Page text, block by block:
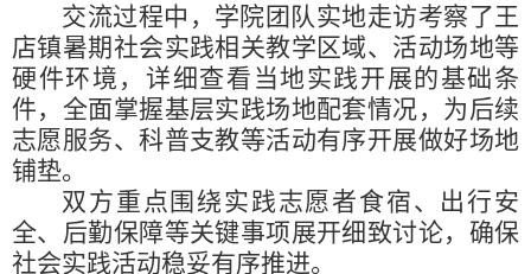
交流过程中，学院团队实地走访考察了王
店镇暑期社会实践相关教学区域、活动场地等
硬件环境，详细查看当地实践开展的基础条
件，全面掌握基层实践场地配套情况，为后续
志愿服务、科普支教等活动有序开展做好场地
铺垫。
双方重点围绕实践志愿者食宿、出行安
全、后勤保障等关键事项展开细致讨论，确保
社会实践活动稳妥有序推进。